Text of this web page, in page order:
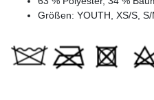
Größen: YOUTH, XS/S, S/